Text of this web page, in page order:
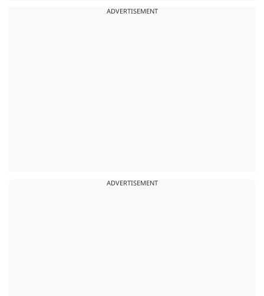
ADVERTISEMENT
ADVERTISEMENT